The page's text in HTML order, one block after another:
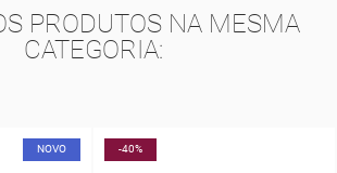
PRODUTOS NA MESMA
CATEGORIA:
NOVO -40%